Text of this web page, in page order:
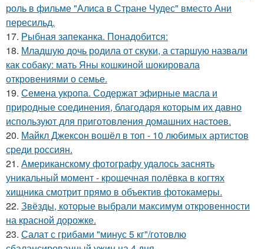
роль в фильме "Алиса в Стране Чудес" вместо Ани
пересильд.
17. Рыбная запеканка. Понадобится:
18. Младшую дочь родила от скуки, а старшую назвали
как собаку: мать Яны кошкиной шокировала
откровениями о семье.
19. Семена укропа. Содержат эфирные масла и
природные соединения, благодаря которым их давно
используют для приготовления домашних настоев.
20. Майкл Джексон вошёл в топ - 10 любимых артистов
среди россиян.
21. Американскому фотографу удалось заснять
уникальный момент - крошечная полёвка в когтях
хищника смотрит прямо в объектив фотокамеры.
22. Звёзды, которые выбрали максимум откровенности
на красной дорожке.
23. Салат с грибами "минус 5 кг"/готовлю